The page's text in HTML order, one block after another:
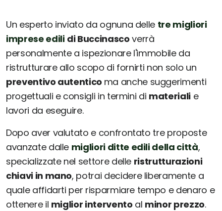
Un esperto inviato da ognuna delle tre migliori
imprese edili di Buccinasco verrà
personalmente a ispezionare l'immobile da
ristrutturare allo scopo di fornirti non solo un
preventivo autentico ma anche suggerimenti
progettuali e consigli in termini di materialie
lavori da eseguire.
Dopo aver valutato e confrontato tre proposte
avanzate dalle migliori ditte edili della città,
specializzate nel settore delle ristrutturazioni
chiavi in mano, potrai decidere liberamente a
quale affidarti per risparmiare tempo e denaro e
ottenere il miglior intervento al minor prezzo.